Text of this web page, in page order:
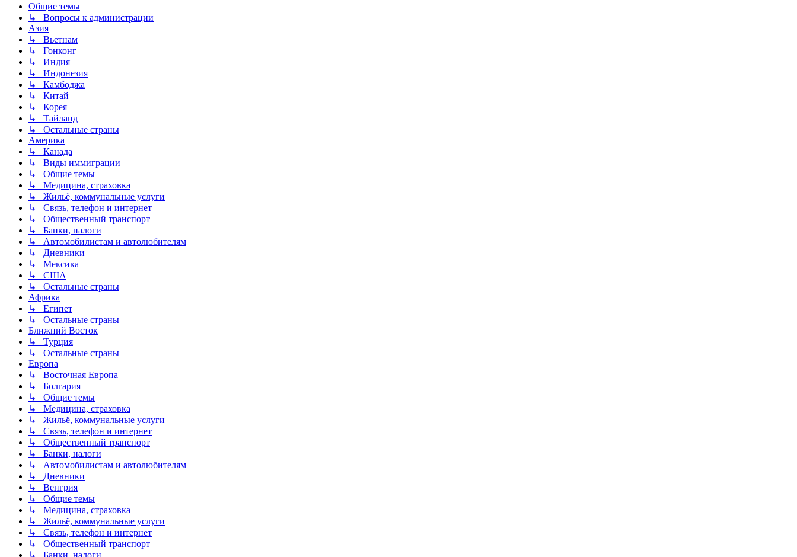
Общие темы
↳ Вопросы к администрации
Азия
↳ Вьетнам
↳ Гонконг
↳ Индия
↳ Индонезия
↳ Камбоджа
↳ Китай
↳ Корея
↳ Тайланд
↳ Остальные страны
Америка
↳ Канада
↳ Виды иммиграции
↳ Общие темы
↳ Медицина, страховка
↳ Жильё, коммунальные услуги
↳ Связь, телефон и интернет
↳ Общественный транспорт
↳ Банки, налоги
↳ Автомобилистам и автолюбителям
↳ Дневники
↳ Мексика
↳ США
↳ Остальные страны
Африка
↳ Египет
↳ Остальные страны
Ближний Восток
↳ Турция
↳ Остальные страны
Европа
↳ Восточная Европа
↳ Болгария
↳ Общие темы
↳ Медицина, страховка
↳ Жильё, коммунальные услуги
↳ Связь, телефон и интернет
↳ Общественный транспорт
↳ Банки, налоги
↳ Автомобилистам и автолюбителям
↳ Дневники
↳ Венгрия
↳ Общие темы
↳ Медицина, страховка
↳ Жильё, коммунальные услуги
↳ Связь, телефон и интернет
↳ Общественный транспорт
↳ Банки, налоги